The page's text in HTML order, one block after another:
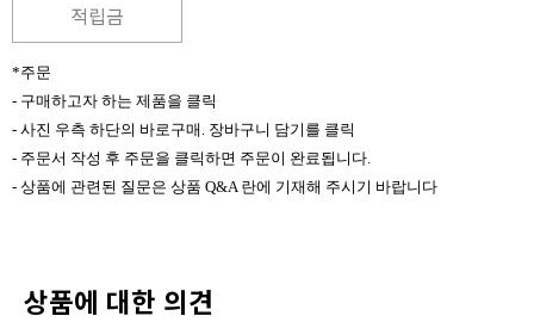
적립금
*주문
- 구매하고자 하는 제품을 클릭
- 사진 우측 하단의 바로구매. 장바구니 담기를 클릭
- 주문서 작성 후 주문을 클릭하면 주문이 완료됩니다.
- 상품에 관련된 질문은 상품 Q&A 란에 기재해 주시기 바랍니다
상품에 대한 의견